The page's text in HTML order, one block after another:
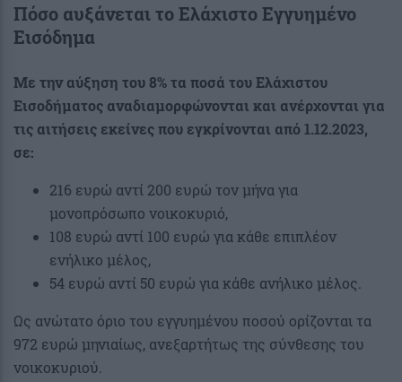
Πόσο αυξάνεται το Ελάχιστο Εγγυημένο
Εισόδημα
Με την αύξηση του 8% τα ποσά του Ελάχιστου
Εισοδήματος αναδιαμορφώνονται και ανέρχονται για
τις αιτήσεις εκείνες που εγκρίνονται από 1.12.2023,
σε:
216 ευρώ αντί 200 ευρώ τον μήνα για
μονοπρόσωπο νοικοκυριό,
108 ευρώ αντί 100 ευρώ για κάθε επιπλέον
ενήλικο μέλος,
54 ευρώ αντί 50 ευρώ για κάθε ανήλικο μέλος.
Ως ανώτατο όριο του εγγυημένου ποσού ορίζονται τα
972 ευρώ μηνιαίως, ανεξαρτήτως της σύνθεσης του
νοικοκυριού.